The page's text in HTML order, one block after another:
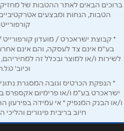
נושא*
אנא חזרו אלי בקשר ל...
הודעה*
הטבות, הנחות ומבצעים
* קבוצת ישראכרט / מועדון קורפורייט
בע"מ אינם צד לעסקה, והם אינם
לשירות ו/או למוצר ובכלל זה
וכיוב'
* הנפקת הכרטיס וגובה המסגרת
ישראכרט בע"מ ו/או פרימיום אקספרס
ו/או הבנק המנפיק * אי עמידה בפירעון
חיוב בריבית פיגורים